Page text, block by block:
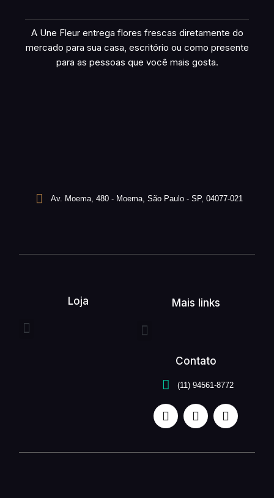
A Une Fleur entrega flores frescas diretamente do
mercado para sua casa, escritório ou como presente
para as pessoas que você mais gosta.
Av. Moema, 480 - Moema, São Paulo - SP, 04077-021
Loja Mais links
Contato
(11) 94561-8772